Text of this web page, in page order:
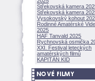
Střekovská kamera
Střekovská kamera
Vysokovský kohout
Rodinné Amatérské
2025
HAF Tanvald 2025
Rychnovská osmička
XXI. Festival leteckých
amatérských filmů
KAPITÁN KID